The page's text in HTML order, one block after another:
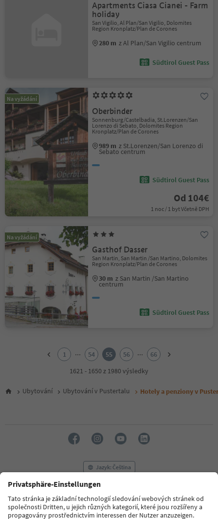
Apartments Ciasa Cianei - Farm
holiday
San Vigilio, Al Plan/San Vigilio, Dolomites
Region Kronplatz/Plan de Corones
280 m z Al Plan/San Vigilio centrum
Südtirol Guest Pass
Na vyžádání
Oberbinder
Sonnenburg/Castelbadia, St.Lorenzen/San
Lorenzo di Sebato, Dolomites Region
Kronplatz/Plan de Corones
989 m z St.Lorenzen/San Lorenzo di
Sebato centrum
Südtirol Guest Pass
Od 104€
1 noc / 1 byt Včetně DPH
Na vyžádání
Gasthof Dasser
San Martin, San Martin /San Martino, Dolomites
Region Kronplatz/Plan de Corones
30 m z San Martin /San Martino
centrum
Südtirol Guest Pass
6
16
17
18
19
1 ... 54 55 56 ...
66
1621 - 1650 z 1980 výsledky
Ubytování Ubytování v Pustertalu Hotely a penziony v
Jazyk: Čeština
FAQ Kontaktujte nás Tisk
MICE
Zásady ochrany osobních údajů
Podmínky a ujednání Tiráž